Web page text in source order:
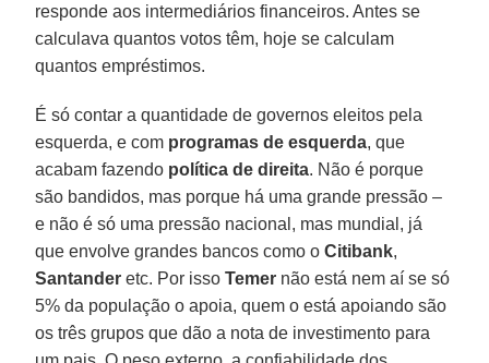
responde aos intermediários financeiros. Antes se
calculava quantos votos têm, hoje se calculam
quantos empréstimos.
É só contar a quantidade de governos eleitos pela
esquerda, e com programas de esquerda, que
acabam fazendo política de direita. Não é porque
são bandidos, mas porque há uma grande pressão –
e não é só uma pressão nacional, mas mundial, já
que envolve grandes bancos como oCitibank,
Santander etc. Por issoTemer não está nem aí se só
5% da população o apoia, quem o está apoiando são
os três grupos que dão a nota de investimento para